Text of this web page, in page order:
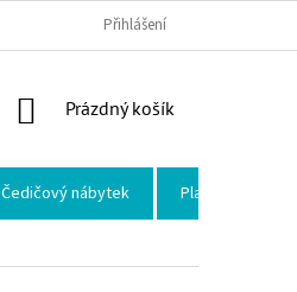
Přihlášení
NÁKUPNÍ KOŠÍK
Prázdný košík
Čedičový nábytek Plastové